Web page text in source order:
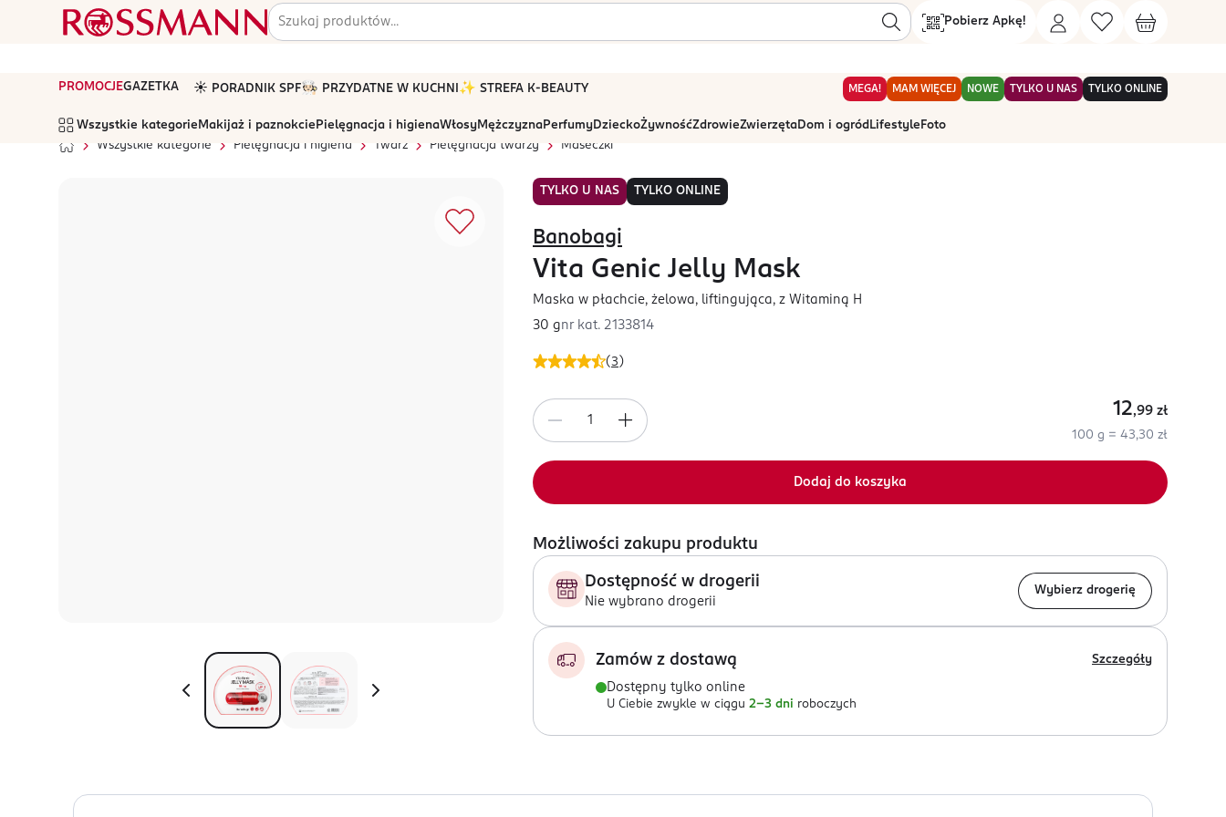
Pobierz Apkę!
PROMOCJEGAZETKA ☀️ PORADNIK SPF🧑🏻‍🍳 PRZYDATNE W KUCHNI ✨ STREFA K-BEAUTY MEGA! MAM WIĘCEJ NOWE TYLKO U NAS TYLKO ONLINE
Wszystkie kategorie Makijaż i paznokcie Pielęgnacja i higienaWłosyMężczyznaPerfumyDzieckoŻywnośćZdrowieZwierzętaDom i ogród Lifestyle Foto
Wszystkie kategorie
Pielęgnacja i higiena Twarz Pielęgnacja twarzy Maseczki
TYLKO U NAS TYLKO ONLINE
(3 )
Banobagi
Vita Genic Jelly Mask
Maska w płachcie, żelowa, liftingująca, z Witaminą H
30 gnr kat. 2133814
12,99 zł
100 g = 43,30 zł
Dodaj do koszyka
Możliwości zakupu produktu
Dostępność w drogerii
Nie wybrano drogerii
Wybierz drogerię
Zamów z dostawą Szczegóły
Dostępny tylko online
U Ciebie zwykle w ciągu 2-3 dni roboczych